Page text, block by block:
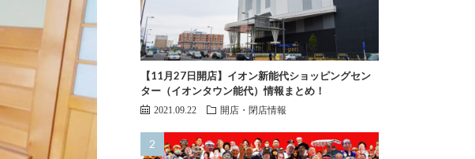
【11月27日開店】イオン新能代ショッピングセン
ター（イオンタウン能代）情報まとめ！
2021.09.22 開店・閉店情報